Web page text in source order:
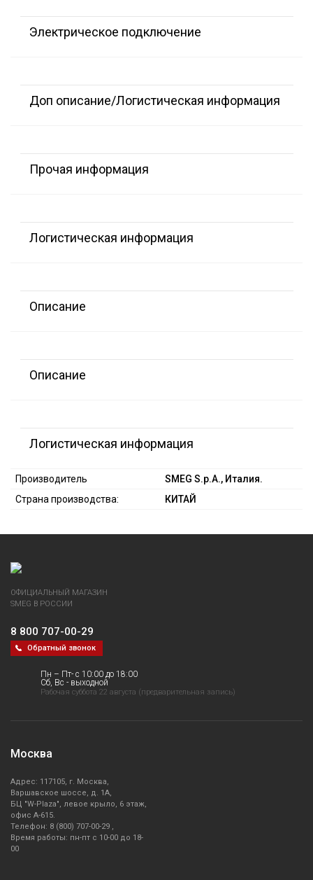
Электрическое подключение
Доп описание/Логистическая информация
Прочая информация
Логистическая информация
Описание
Описание
Логистическая информация
Производитель
SMEG S.p.A., Италия.
Страна производства:
КИТАЙ
ОФИЦИАЛЬНЫЙ МАГАЗИН
SMEG В РОССИИ
8 800 707-00-29
Обратный звонок
Пн – Пт- с 10:00 до 18:00
Сб, Вс - выходной
Рабочая суббота 22 августа (предварительная запись)
Москва
Адрес: 117105, г. Москва,
Варшавское шоссе, д. 1А,
БЦ "W-Plaza", левое крыло, 6 этаж,
офис А-615.
Телефон: 8 (800) 707-00-29 ,
Время работы: пн-пт с 10-00 до 18-
00